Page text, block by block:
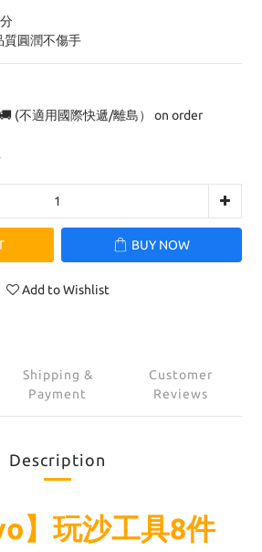
質圓潤不傷手
(不適用國際快遞/離島） on order
BUY NOW
Add to Wishlist
Shipping &
Payment
Customer
Reviews
Description
】玩沙工具8件